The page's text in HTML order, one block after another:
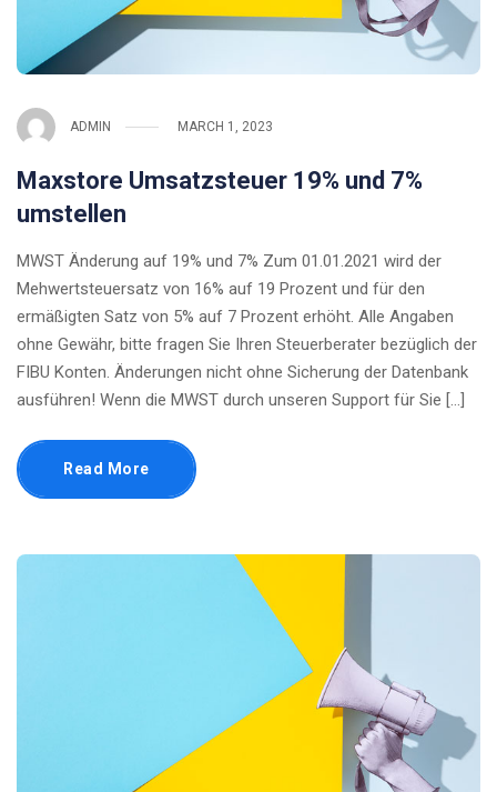
ADMIN MARCH 1, 2023
Maxstore Umsatzsteuer 19% und 7%
umstellen
MWST Änderung auf 19% und 7% Zum 01.01.2021 wird der
Mehwertsteuersatz von 16% auf 19 Prozent und für den
ermäßigten Satz von 5% auf 7 Prozent erhöht. Alle Angaben
ohne Gewähr, bitte fragen Sie Ihren Steuerberater bezüglich der
FIBU Konten. Änderungen nicht ohne Sicherung der Datenbank
ausführen! Wenn die MWST durch unseren Support für Sie […]
Read More